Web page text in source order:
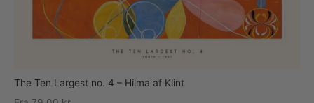
The Ten Largest no. 4 – Hilma af Klint